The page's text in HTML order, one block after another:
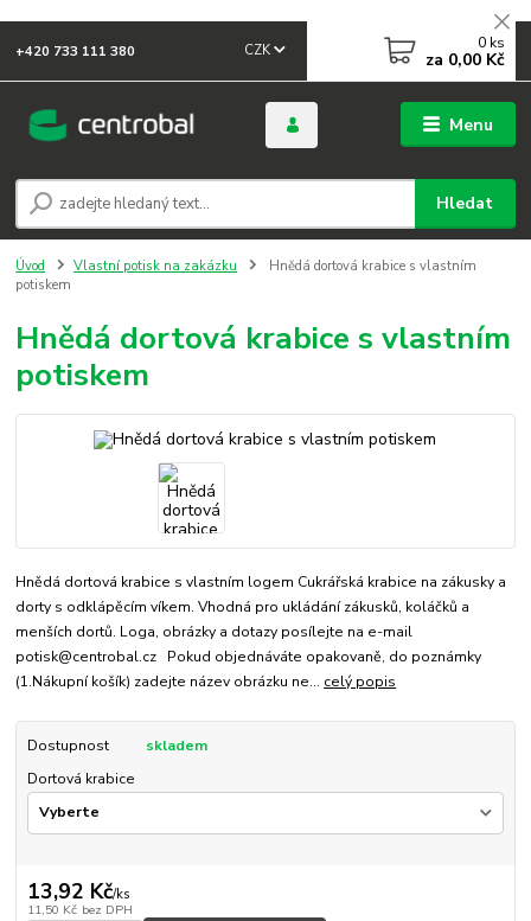
Menu
CZK
Hledat
+420 733 111 380 0 ks
za 0,00 Kč
Úvod Vlastní potisk na zakázku
Hnědá dortová krabice s vlastním
potiskem
Hnědá dortová krabice s vlastním
potiskem
Hnědá dortová krabice s vlastním logem Cukrářská krabice na zákusky a
dorty s odklápěcím víkem. Vhodná pro ukládání zákusků, koláčků a
menších dortů. Loga, obrázky a dotazy posílejte na e-mail
potisk@centrobal.cz Pokud objednáváte opakovaně, do poznámky
(1.Nákupní košík) zadejte název obrázku ne... celý popis
Dostupnost
skladem
Dortová krabice
13,92 Kč/ks
11,50 Kč bez DPH